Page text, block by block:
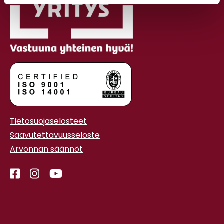
Tietosuojaselosteet
Saavutettavuusseloste
Arvonnan säännöt